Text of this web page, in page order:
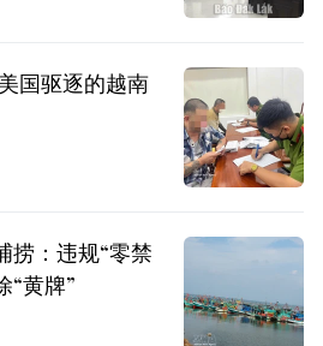
国驱逐的越南
捞：违规“零禁
“黄牌”